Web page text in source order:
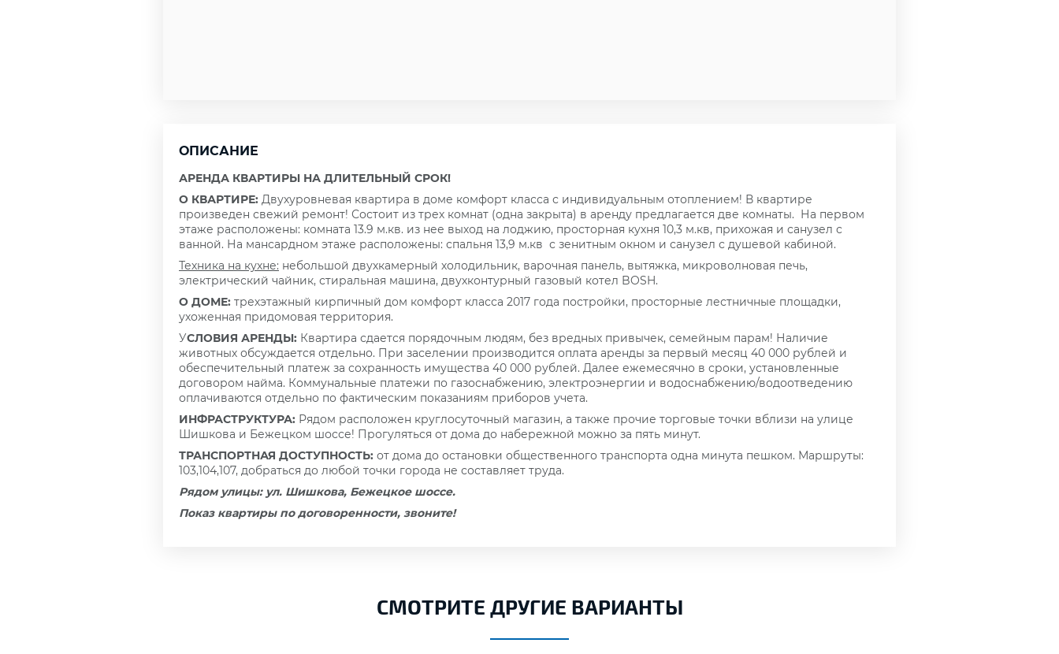
ОПИСАНИЕ
АРЕНДА КВАРТИРЫ НА ДЛИТЕЛЬНЫЙ СРОК!
О КВАРТИРЕ: Двухуровневая квартира в доме комфорт класса с индивидуальным отоплением! В квартире
произведен свежий ремонт! Состоит из трех комнат (одна закрыта) в аренду предлагается две комнаты. На первом
этаже расположены: комната 13.9 м.кв. из нее выход на лоджию, просторная кухня 10,3 м.кв, прихожая и санузел с
ванной. На мансардном этаже расположены: спальня 13,9 м.кв с зенитным окном и санузел с душевой кабиной.
Техника на кухне: небольшой двухкамерный холодильник, варочная панель, вытяжка, микроволновая печь,
электрический чайник, стиральная машина, двухконтурный газовый котел BOSH.
О ДОМЕ: трехэтажный кирпичный дом комфорт класса 2017 года постройки, просторные лестничные площадки,
ухоженная придомовая территория.
УСЛОВИЯ АРЕНДЫ: Квартира сдается порядочным людям, без вредных привычек, семейным парам! Наличие
животных обсуждается отдельно. При заселении производится оплата аренды за первый месяц 40 000 рублей и
обеспечительный платеж за сохранность имущества 40 000 рублей. Далее ежемесячно в сроки, установленные
договором найма. Коммунальные платежи по газоснабжению, электроэнергии и водоснабжению/водоотведению
оплачиваются отдельно по фактическим показаниям приборов учета.
ИНФРАСТРУКТУРА: Рядом расположен круглосуточный магазин, а также прочие торговые точки вблизи на улице
Шишкова и Бежецком шоссе! Прогуляться от дома до набережной можно за пять минут.
ТРАНСПОРТНАЯ ДОСТУПНОСТЬ: от дома до остановки общественного транспорта одна минута пешком. Маршруты:
103,104,107, добраться до любой точки города не составляет труда.
Рядом улицы: ул. Шишкова, Бежецкое шоссе.
Показ квартиры по договоренности, звоните!
СМОТРИТЕ ДРУГИЕ ВАРИАНТЫ